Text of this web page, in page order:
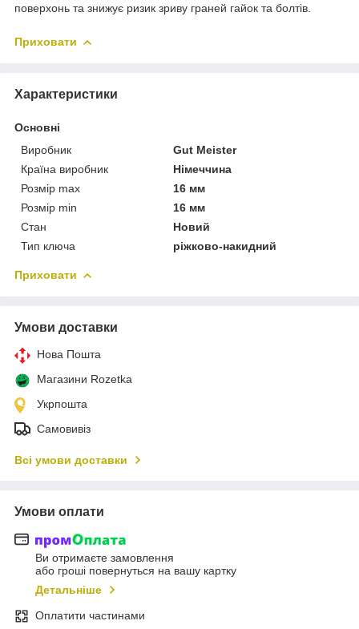
поверхонь та знижує ризик зриву граней гайок та болтів.
Приховати
Характеристики
Основні
Виробник
Gut Meister
Країна виробник
Німеччина
Розмір max
16 мм
Розмір min
16 мм
Стан
Новий
Тип ключа
ріжково-накидний
Приховати
Умови доставки
Нова Пошта
Магазини Rozetka
Укрпошта
Самовивіз
Всі умови доставки
Умови оплати
Ви отримаєте замовлення
або гроші повернуться на вашу картку
Детальніше
Оплатити частинами